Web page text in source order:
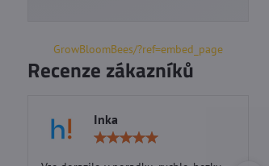
GrowBloomBees/?ref=embed_page
Recenze zákazníků
Inka